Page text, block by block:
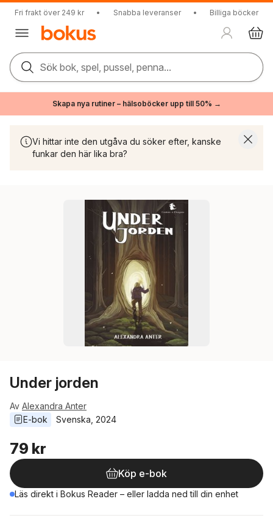
Fri frakt över 249 kr • Snabba leveranser • Billiga böcker
Sök bok, spel, pussel, penna...
Skapa nya rutiner – hälsoböcker upp till 50% →
Vi hittar inte den utgåva du söker efter, kanske
funkar den här lika bra?
Under jorden
Av Alexandra Anter
E-bok
Svenska 2024
79 kr
Köp e-bok
Läs direkt i Bokus Reader – eller ladda ned till din enhet